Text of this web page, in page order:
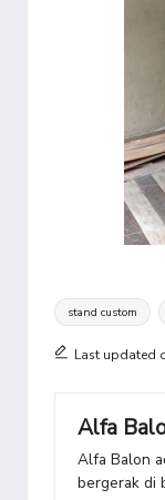
Tags:
stand custom
Last updated
Alfa
Alfa Balon
bergerak di